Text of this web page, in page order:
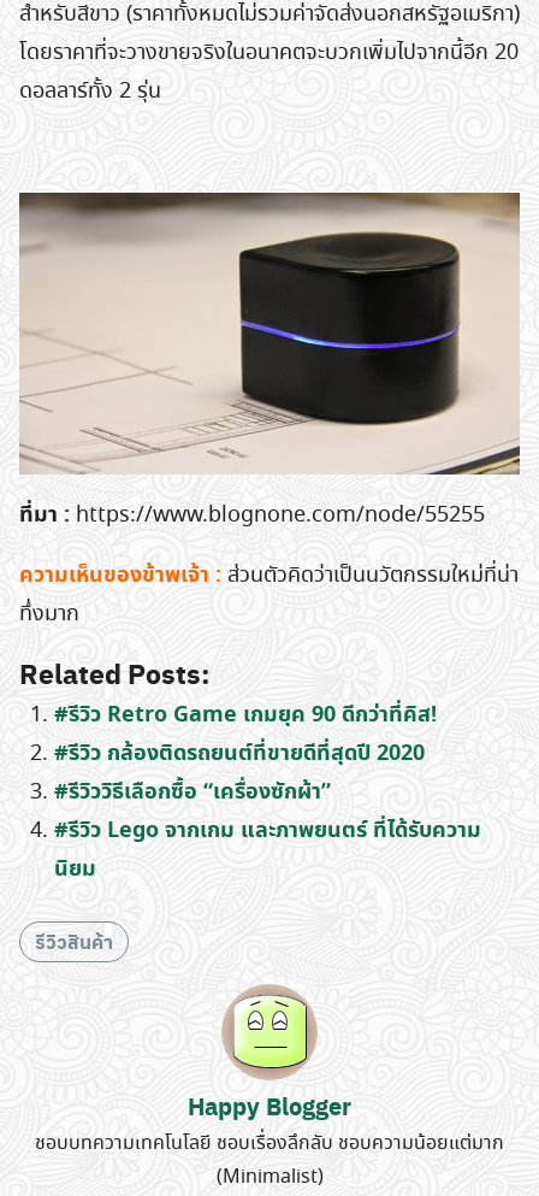
Search
for:
สำหรับสีขาว (ราคาทั้งหมดไม่รวมค่าจัดส่งนอกสหรัฐอเมริกา)
โดยราคาที่จะวางขายจริงในอนาคตจะบวกเพิ่มไปจากนี้อีก 20
ดอลลาร์ทั้ง 2 รุ่น
ที่มา : https://www.blognone.com/node/55255
ความเห็นของข้าพเจ้า : ส่วนตัวคิดว่าเป็นนวัตกรรมใหม่ที่น่า
ทึ่งมาก
Related Posts:
#รีวิว Retro Game เกมยุค 90 ดีกว่าที่คิส!
#รีวิว กล้องติดรถยนต์ที่ขายดีที่สุดปี 2020
#รีวิววิธีเลือกซื้อ “เครื่องซักผ้า”
#รีวิว Lego จากเกม และภาพยนตร์ ที่ได้รับความ
นิยม
รีวิวสินค้า
Happy Blogger
ชอบบทความเทคโนโลยี ชอบเรื่องลึกลับ ชอบความน้อยแต่มาก
(Minimalist)